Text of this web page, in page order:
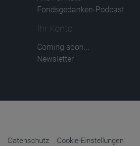
Fondsgedanken-Podcast
Ihr Konto
Coming soon...
Newsletter
Datenschutz Cookie-Einstellungen